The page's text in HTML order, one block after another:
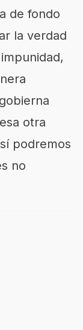
de fondo
la verdad
otra
podremos
no